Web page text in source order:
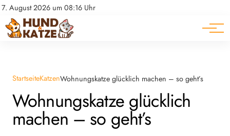
7. August 2026 um 08:16 Uhr
Datenschutz
Impressum
Pferde
Ratgeber
StartseiteKatzenWohnungskatze glücklich machen – so geht’s
Wohnungskatze glücklich
machen – so geht’s